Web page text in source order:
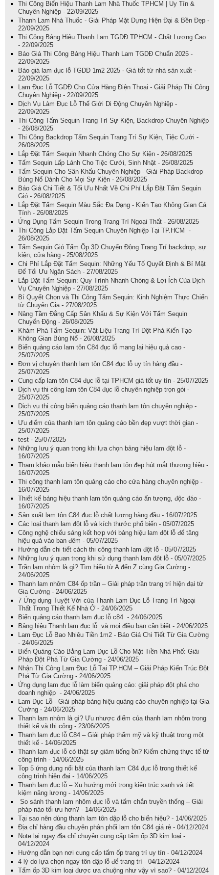
Thi Công Biển Hiệu Thanh Lam Nhà Thuốc TPHCM | Uy Tín &
Chuyên Nghiệp - 22/09/2025
Thanh Lam Nhà Thuốc - Giải Pháp Mặt Dựng Hiện Đại & Bền Đẹp -
22/09/2025
Thi Công Bảng Hiệu Thanh Lam TGDĐ TPHCM - Chất Lượng Cao
- 22/09/2025
Báo Giá Thi Công Bảng Hiệu Thanh Lam TGDĐ Chuẩn 2025 -
22/09/2025
Báo giá lam đục lỗ TGDĐ 1m2 2025 - Giá tốt từ nhà sản xuất -
22/09/2025
Lam Đục Lỗ TGDĐ Cho Cửa Hàng Điện Thoại - Giải Pháp Thi Công
Chuyên Nghiệp - 22/09/2025
Dịch Vụ Làm Đục Lỗ Thế Giới Di Động Chuyên Nghiệp -
22/09/2025
Thi Công Tấm Sequin Trang Trí Sự Kiện, Backdrop Chuyên Nghiệp
- 26/08/2025
Thi Công Backdrop Tấm Sequin Trang Trí Sự Kiện, Tiệc Cưới -
26/08/2025
Lắp Đặt Tấm Sequin Nhanh Chóng Cho Sự Kiện - 26/08/2025
Tấm Sequin Lấp Lánh Cho Tiệc Cưới, Sinh Nhật - 26/08/2025
Tấm Sequin Cho Sân Khấu Chuyên Nghiệp - Giải Pháp Backdrop
Bùng Nổ Dành Cho Mọi Sự Kiện - 26/08/2025
Báo Giá Chi Tiết & Tối Ưu Nhất Về Chi Phí Lắp Đặt Tấm Sequin
Gió - 26/08/2025
Lắp Đặt Tấm Sequin Màu Sắc Đa Dạng - Kiến Tạo Không Gian Cá
Tính - 26/08/2025
Ứng Dụng Tấm Sequin Trong Trang Trí Ngoại Thất - 26/08/2025
Thi Công Lắp Đặt Tấm Sequin Chuyên Nghiệp Tại TP.HCM -
26/08/2025
Tấm Sequin Gió Tấm Ốp 3D Chuyển Động Trang Trí backdrop, sự
kiện, cửa hàng - 25/08/2025
Chi Phí Lắp Đặt Tấm Sequin: Những Yếu Tố Quyết Định & Bí Mật
Để Tối Ưu Ngân Sách - 27/08/2025
Lắp Đặt Tấm Sequin: Quy Trình Nhanh Chóng & Lợi Ích Của Dịch
Vụ Chuyên Nghiệp - 27/08/2025
Bí Quyết Chọn và Thi Công Tấm Sequin: Kinh Nghiệm Thực Chiến
từ Chuyên Gia - 27/08/2025
Nâng Tầm Đẳng Cấp Sân Khấu & Sự Kiện Với Tấm Sequin
Chuyển Động - 26/08/2025
Khám Phá Tấm Sequin: Vật Liệu Trang Trí Đột Phá Kiến Tạo
Không Gian Bùng Nổ - 26/08/2025
Biển quảng cáo lam tôn C84 đục lỗ mang lại hiệu quả cao -
25/07/2025
Đơn vị chuyên thanh lam tôn C84 đục lỗ uy tín hàng đầu -
25/07/2025
Cung cấp lam tôn C84 đục lỗ tại TPHCM giá tốt uy tín - 25/07/2025
Dịch vụ thi công lam tôn C84 đục lỗ chuyên nghiệp trọn gói -
25/07/2025
Dịch vụ thi công biển quảng cáo thanh lam tôn chuyên nghiệp -
25/07/2025
Ưu điểm của thanh lam tôn quảng cáo bền đẹp vượt thời gian -
25/07/2025
test - 25/07/2025
Những lưu ý quan trọng khi lựa chọn bảng hiệu lam đột lỗ -
16/07/2025
Tham khảo mẫu biển hiệu thanh lam tôn đẹp hút mắt thương hiệu -
16/07/2025
Thi công thanh lam tôn quảng cáo cho cửa hàng chuyên nghiệp -
16/07/2025
Thiết kế bảng hiệu thanh lam tôn quảng cáo ấn tượng, độc đáo -
16/07/2025
Sản xuất lam tôn C84 đục lỗ chất lượng hàng đầu - 16/07/2025
Các loại thanh lam đột lỗ và kích thước phổ biến - 05/07/2025
Công nghệ chiếu sáng kết hợp với bảng hiệu lam đột lỗ để tăng
hiệu quả vào ban đêm - 05/07/2025
Hướng dẫn chi tiết cách thi công thanh lam đột lỗ - 05/07/2025
Những lưu ý quan trọng khi sử dụng thanh lam đột lỗ - 05/07/2025
Trần lam nhôm là gì? Tìm hiểu từ A đến Z cùng Gia Cường -
24/06/2025
Thanh lam nhôm C84 ốp trần – Giải pháp trần trang trí hiện đại từ
Gia Cường - 24/06/2025
7 Ứng dụng Tuyệt Vời của Thanh Lam Đục Lỗ Trang Trí Ngoại
Thất Trong Thiết Kế Nhà Ở - 24/06/2025
Biển quảng cáo thanh lam đục lỗ c84 - 24/06/2025
Bảng hiệu Thanh lam đục lỗ và mọi điều bạn cần biết - 24/06/2025
Lam Đục Lỗ Bao Nhiêu Tiền 1m2 - Báo Giá Chi Tiết Từ Gia Cường
- 24/06/2025
Biển Quảng Cáo Bằng Lam Đục Lỗ Cho Mặt Tiền Nhà Phố: Giải
Pháp Đột Phá Từ Gia Cường - 24/06/2025
Nhận Thi Công Lam Đục Lỗ Tại TP.HCM – Giải Pháp Kiến Trúc Đột
Phá Từ Gia Cường - 24/06/2025
Ứng dụng lam đục lỗ làm biển quảng cáo: giải pháp đột phá cho
doanh nghiệp - 24/06/2025
Lam Đục Lỗ - Giải pháp bảng hiệu quảng cáo chuyên nghiệp tại Gia
Cường - 24/06/2025
Thanh lam nhôm là gì? Ưu nhược điểm của thanh lam nhôm trong
thiết kế và thi công - 23/06/2025
Thanh lam đục lỗ C84 – Giải pháp thẩm mỹ và kỹ thuật trong một
thiết kế - 14/06/2025
Thanh lam đục lỗ có thật sự giảm tiếng ồn? Kiểm chứng thực tế từ
công trình - 14/06/2025
Top 5 ứng dụng nổi bật của thanh lam C84 đục lỗ trong thiết kế
công trình hiện đại - 14/06/2025
Thanh lam đục lỗ – Xu hướng mới trong kiến trúc xanh và tiết
kiệm năng lượng - 14/06/2025
So sánh thanh lam nhôm đục lỗ và tấm chắn truyền thống – Giải
pháp nào tối ưu hơn? - 14/06/2025
Tại sao nên dùng thanh lam tôn dập lỗ cho biển hiệu? - 14/06/2025
Địa chỉ hàng đầu chuyên phân phối lam tôn C84 giá rẻ - 04/12/2024
Note lại ngay địa chỉ chuyên cung cấp tấm ốp 3D kim loại -
04/12/2024
Hướng dẫn bạn nơi cung cấp tấm ốp trang trí uy tín - 04/12/2024
4 lý do lựa chọn ngay tôn dập lỗ để trang trí - 04/12/2024
Tấm ốp 3D kim loại được ưa chuộng như vậy vì sao? - 04/12/2024